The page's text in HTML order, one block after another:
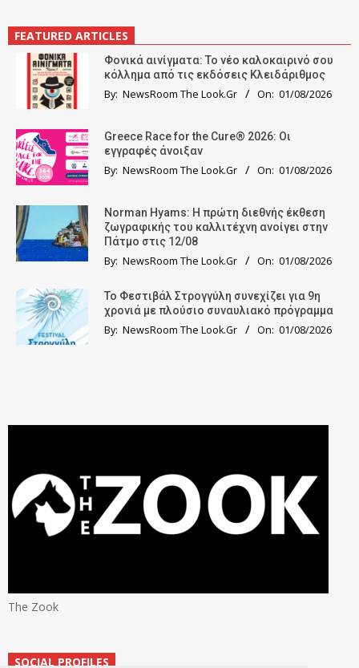
FEATURED ARTICLES
Φονικά αινίγματα: Το νέο καλοκαιρινό σου
κόλλημα από τις εκδόσεις Κλειδάριθμος
By: NewsRoom The Look.Gr On: 01/08/2026
Greece Race for the Cure® 2026: Οι
εγγραφές άνοιξαν
By: NewsRoom The Look.Gr On: 01/08/2026
Norman Hyams: Η πρώτη διεθνής έκθεση
ζωγραφικής του καλλιτέχνη ανοίγει στην
Πάτμο στις 12/08
By: NewsRoom The Look.Gr On: 01/08/2026
Το Φεστιβάλ Στρογγύλη συνεχίζει για 9η
χρονιά με πλούσιο συναυλιακό πρόγραμμα
By: NewsRoom The Look.Gr On: 01/08/2026
The Zook
SOCIAL PROFILES